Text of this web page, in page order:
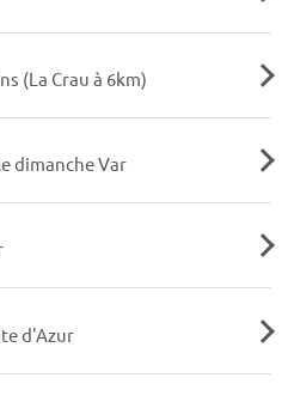
(La Crau à 6km)
dimanche Var
d'Azur